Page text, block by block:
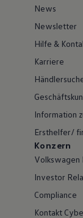
News
Newsletter
Hilfe &
Karriere
Information
Ersthelfer/
Konzern
Volkswagen
Investor
Compliance
Kontakt